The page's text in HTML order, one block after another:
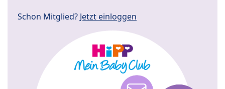
Schon Mitglied? Jetzt einloggen